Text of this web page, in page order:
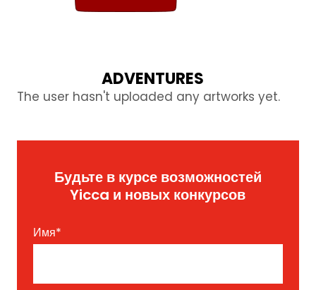
ADVENTURES
The user hasn't uploaded any artworks yet.
Будьте в курсе возможностей
Yicca и новых конкурсов
Имя*